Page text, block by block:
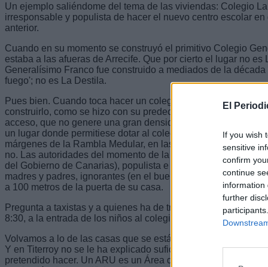
El
If you wish
sensitive
confirm
continue
information
further
Un ejemplo saliéndome del tema de las viviendas: Colegio
irresponsable y populista de hacer el nuevo centro escolar
anterior.
Cuando en su momento se construyó el primitivo Colegio
estaba a las afueras de Arrecife. Que por cierto el lugar no
Generalísimo Franco fue construido a mediados de la
fuego'; no es La Destila.
Pues bien. Cuando toca hacer un colegio nuevo, en
construirlo, como se hizo con su predecesor, a las afueras
acceso, que no genere una gran densidad de tráfico en calles
un lugar donde permitiese dotar al colegio de jardines y
márgenes de la Rambla Medular, en las inmediaciones de la
no. Las autoridades del momento de la toma de decisión
del Gobierno de Canarias), populista e irresponsablemente,
madres y padres, ignorantes (en el buen sentido del término)
a 100 metros de la puerta de su casa.
Pregunta a taxistas y a quienes ha de transitar por las calles
8:30, a la entrada de los niños al colegio, y las 13:30 a la
Volvamos a lo de las casas que se están cayendo en Titerroy
Y en Titerroy no se le ha explicado suficientemente claro en
pretendido hacer. Un ARU es un Área de Renovación